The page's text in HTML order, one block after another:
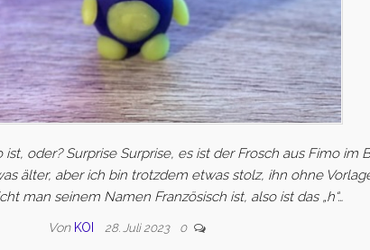
oder? Surprise Surprise, es ist der Frosch aus Fimo im
älter, aber ich bin trotzdem etwas stolz, ihn ohne
man seinem Namen Französisch ist, also ist das „h“…
Von KOI 28. Juli 2023 0